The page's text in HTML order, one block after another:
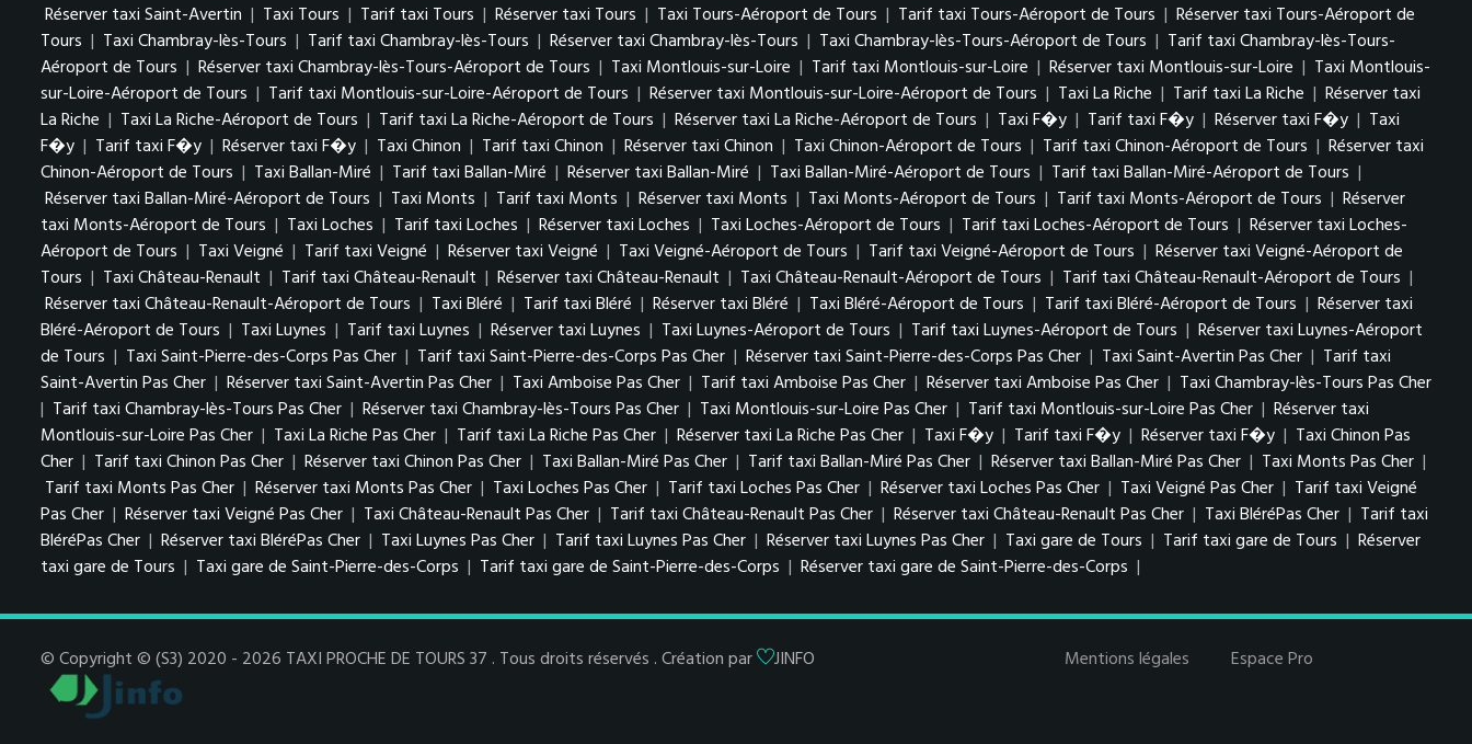
Réserver taxi Saint-Avertin | Taxi Tours | Tarif taxi Tours | Réserver taxi Tours | Taxi Tours-Aéroport de Tours | Tarif taxi Tours-Aéroport de Tours | Réserver taxi Tours-Aéroport de
Tours | Taxi Chambray-lès-Tours | Tarif taxi Chambray-lès-Tours | Réserver taxi Chambray-lès-Tours | Taxi Chambray-lès-Tours-Aéroport de Tours | Tarif taxi Chambray-lès-Tours-
Aéroport de Tours | Réserver taxi Chambray-lès-Tours-Aéroport de Tours | Taxi Montlouis-sur-Loire | Tarif taxi Montlouis-sur-Loire | Réserver taxi Montlouis-sur-Loire | Taxi Montlouis-
sur-Loire-Aéroport de Tours | Tarif taxi Montlouis-sur-Loire-Aéroport de Tours | Réserver taxi Montlouis-sur-Loire-Aéroport de Tours | Taxi La Riche | Tarif taxi La Riche | Réserver taxi
La Riche | Taxi La Riche-Aéroport de Tours | Tarif taxi La Riche-Aéroport de Tours | Réserver taxi La Riche-Aéroport de Tours | Taxi F�y | Tarif taxi F�y | Réserver taxi F�y | Taxi
F�y | Tarif taxi F�y | Réserver taxi F�y | Taxi Chinon | Tarif taxi Chinon | Réserver taxi Chinon | Taxi Chinon-Aéroport de Tours | Tarif taxi Chinon-Aéroport de Tours | Réserver taxi
Chinon-Aéroport de Tours | Taxi Ballan-Miré | Tarif taxi Ballan-Miré | Réserver taxi Ballan-Miré | Taxi Ballan-Miré-Aéroport de Tours | Tarif taxi Ballan-Miré-Aéroport de Tours |
Réserver taxi Ballan-Miré-Aéroport de Tours | Taxi Monts | Tarif taxi Monts | Réserver taxi Monts | Taxi Monts-Aéroport de Tours | Tarif taxi Monts-Aéroport de Tours | Réserver
taxi Monts-Aéroport de Tours | Taxi Loches | Tarif taxi Loches | Réserver taxi Loches | Taxi Loches-Aéroport de Tours | Tarif taxi Loches-Aéroport de Tours | Réserver taxi Loches-
Aéroport de Tours | Taxi Veigné | Tarif taxi Veigné | Réserver taxi Veigné | Taxi Veigné-Aéroport de Tours | Tarif taxi Veigné-Aéroport de Tours | Réserver taxi Veigné-Aéroport de
Tours | Taxi Château-Renault | Tarif taxi Château-Renault | Réserver taxi Château-Renault | Taxi Château-Renault-Aéroport de Tours | Tarif taxi Château-Renault-Aéroport de Tours |
Réserver taxi Château-Renault-Aéroport de Tours | Taxi Bléré | Tarif taxi Bléré | Réserver taxi Bléré | Taxi Bléré-Aéroport de Tours | Tarif taxi Bléré-Aéroport de Tours | Réserver taxi
Bléré-Aéroport de Tours | Taxi Luynes | Tarif taxi Luynes | Réserver taxi Luynes | Taxi Luynes-Aéroport de Tours | Tarif taxi Luynes-Aéroport de Tours | Réserver taxi Luynes-Aéroport
de Tours | Taxi Saint-Pierre-des-Corps Pas Cher | Tarif taxi Saint-Pierre-des-Corps Pas Cher | Réserver taxi Saint-Pierre-des-Corps Pas Cher | Taxi Saint-Avertin Pas Cher | Tarif taxi
Saint-Avertin Pas Cher | Réserver taxi Saint-Avertin Pas Cher | Taxi Amboise Pas Cher | Tarif taxi Amboise Pas Cher | Réserver taxi Amboise Pas Cher | Taxi Chambray-lès-Tours Pas Cher
| Tarif taxi Chambray-lès-Tours Pas Cher | Réserver taxi Chambray-lès-Tours Pas Cher | Taxi Montlouis-sur-Loire Pas Cher | Tarif taxi Montlouis-sur-Loire Pas Cher | Réserver taxi
Montlouis-sur-Loire Pas Cher | Taxi La Riche Pas Cher | Tarif taxi La Riche Pas Cher | Réserver taxi La Riche Pas Cher | Taxi F�y | Tarif taxi F�y | Réserver taxi F�y | Taxi Chinon Pas
Cher | Tarif taxi Chinon Pas Cher | Réserver taxi Chinon Pas Cher | Taxi Ballan-Miré Pas Cher | Tarif taxi Ballan-Miré Pas Cher | Réserver taxi Ballan-Miré Pas Cher | Taxi Monts Pas Cher |
Tarif taxi Monts Pas Cher | Réserver taxi Monts Pas Cher | Taxi Loches Pas Cher | Tarif taxi Loches Pas Cher | Réserver taxi Loches Pas Cher | Taxi Veigné Pas Cher | Tarif taxi Veigné
Pas Cher | Réserver taxi Veigné Pas Cher | Taxi Château-Renault Pas Cher | Tarif taxi Château-Renault Pas Cher | Réserver taxi Château-Renault Pas Cher | Taxi BléréPas Cher | Tarif taxi
BléréPas Cher | Réserver taxi BléréPas Cher | Taxi Luynes Pas Cher | Tarif taxi Luynes Pas Cher | Réserver taxi Luynes Pas Cher | Taxi gare de Tours | Tarif taxi gare de Tours | Réserver
taxi gare de Tours | Taxi gare de Saint-Pierre-des-Corps | Tarif taxi gare de Saint-Pierre-des-Corps | Réserver taxi gare de Saint-Pierre-des-Corps |
© Copyright © (S3) 2020 - 2026 TAXI PROCHE DE TOURS 37 . Tous droits réservés . Création par JINFO Mentions légales Espace Pro